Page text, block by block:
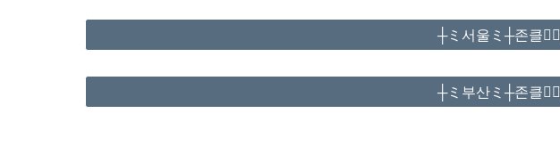
┼ミ서울ミ┼존클
┼ミ부산ミ┼존클